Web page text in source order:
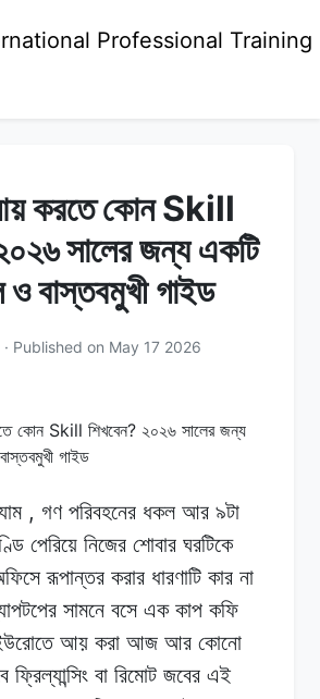
করতে কোন Skill
সালের জন্য একটি
বাস্তবমুখী গাইড
· Published on May 17 2026
, গণ পরিবহনের ধকল আর ৯টা
পেরিয়ে নিজের শোবার ঘরটিকে
রূপান্তর করার ধারণাটি কার না
সামনে বসে এক কাপ কফি
আয় করা আজ আর কোনো
ফ্রিল্যান্সিং বা রিমোট জবের এই